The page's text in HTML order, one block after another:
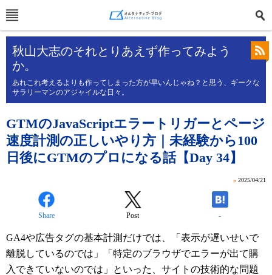
秋山大志のそれとりあえず作ってみよう
か。
あれこれ考えるよりも作ってしまった方が早いんじゃね？と思う、ギークな
サラリーマンのアジャイルな日々。
GTMのJavaScriptエラートリガーとページ
速度計測の正しいやり方｜未経験から100
日後にGTMのプロになる話【Day 34】
» 2025/04/21
Share Post -
GA4や広告タグの基本計測だけでは、「表示が遅いせいで
離脱しているのでは」「特定のブラウザでエラーが出て購
入できていないのでは」といった、サイトの技術的な問題